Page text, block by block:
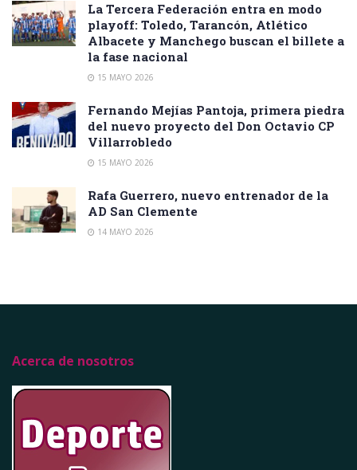
La Tercera Federación entra en modo
playoff: Toledo, Tarancón, Atlético
Albacete y Manchego buscan el billete a
la fase nacional
15 MAYO 2026
Fernando Mejías Pantoja, primera piedra
del nuevo proyecto del Don Octavio CP
Villarrobledo
15 MAYO 2026
Rafa Guerrero, nuevo entrenador de la
AD San Clemente
14 MAYO 2026
Acerca de nosotros